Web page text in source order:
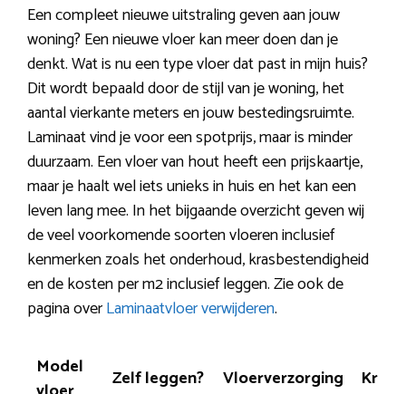
Een compleet nieuwe uitstraling geven aan jouw
woning? Een nieuwe vloer kan meer doen dan je
denkt. Wat is nu een type vloer dat past in mijn huis?
Dit wordt bepaald door de stijl van je woning, het
aantal vierkante meters en jouw bestedingsruimte.
Laminaat vind je voor een spotprijs, maar is minder
duurzaam. Een vloer van hout heeft een prijskaartje,
maar je haalt wel iets unieks in huis en het kan een
leven lang mee. In het bijgaande overzicht geven wij
de veel voorkomende soorten vloeren inclusief
kenmerken zoals het onderhoud, krasbestendigheid
en de kosten per m2 inclusief leggen. Zie ook de
pagina overLaminaatvloer verwijderen.
Model
Zelf leggen? Vloerverzorging